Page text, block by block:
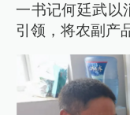
一书记何廷武以
引领，将农副产